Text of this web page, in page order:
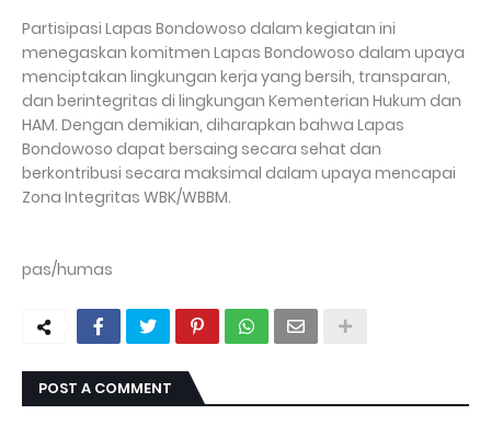
Partisipasi Lapas Bondowoso dalam kegiatan ini
menegaskan komitmen Lapas Bondowoso dalam upaya
menciptakan lingkungan kerja yang bersih, transparan,
dan berintegritas di lingkungan Kementerian Hukum dan
HAM. Dengan demikian, diharapkan bahwa Lapas
Bondowoso dapat bersaing secara sehat dan
berkontribusi secara maksimal dalam upaya mencapai
Zona Integritas WBK/WBBM.
pas/humas
POST A COMMENT